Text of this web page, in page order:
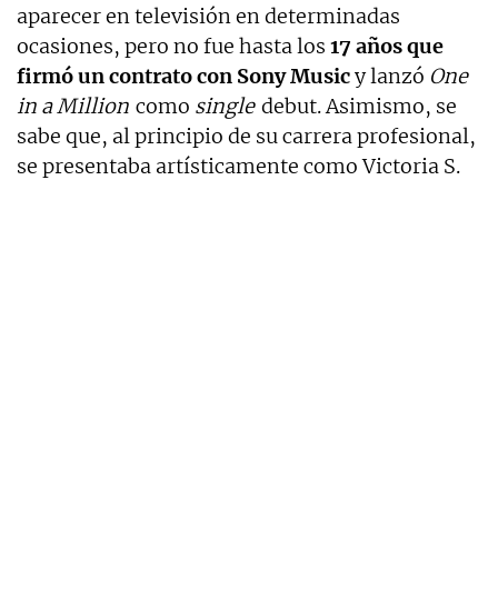
aparecer en televisión en determinadas
ocasiones, pero no fue hasta los 17 años que
firmó un contrato con Sony Musicy lanzó One
in a Million como single debut. Asimismo, se
sabe que, al principio de su carrera profesional,
se presentaba artísticamente como Victoria S.